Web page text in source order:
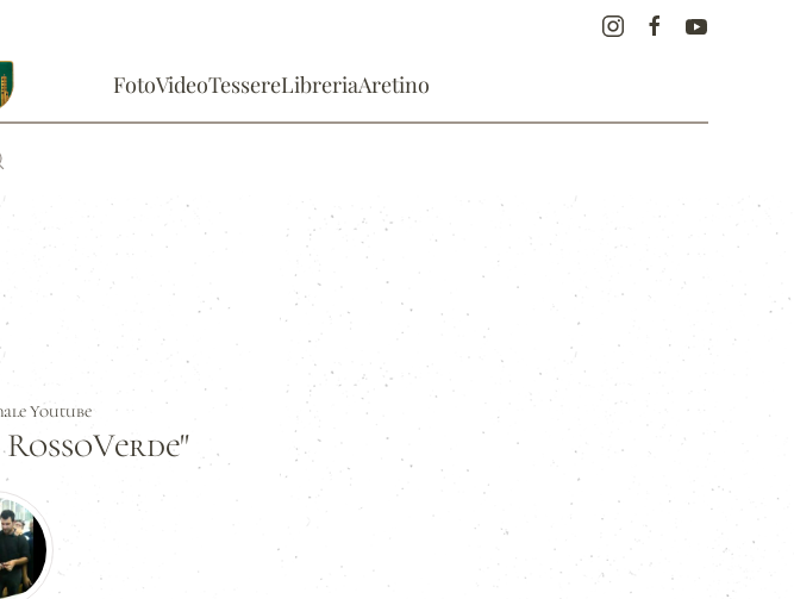
FotoVideoTessereLibreriaAretino
Youtube